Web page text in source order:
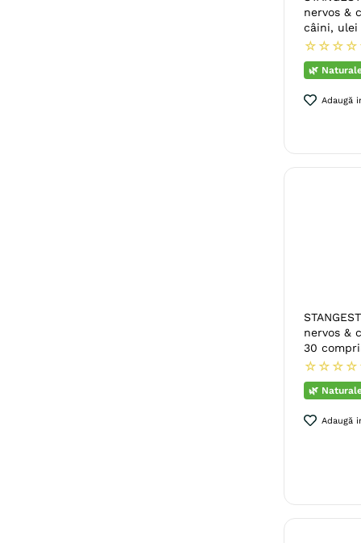
nervos &
câini, ulei
☆ ☆ ☆ ☆
🌿
Adaugă
nervos &
30
☆ ☆ ☆ ☆
🌿
Adaugă